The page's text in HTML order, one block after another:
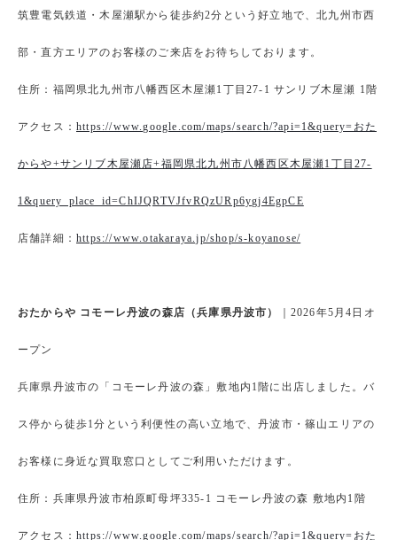
筑豊電気鉄道・木屋瀬駅から徒歩約2分という好立地で、北九州市西
部・直方エリアのお客様のご来店をお待ちしております。
住所：福岡県北九州市八幡西区木屋瀬1丁目27-1 サンリブ木屋瀬 1階
アクセス： https://www.google.com/maps/search/?api=1&query=おた
からや+サンリブ木屋瀬店+福岡県北九州市八幡西区木屋瀬1丁目27-
1&query_place_id=ChIJQRTVJfvRQzURp6ygj4EgpCE
店舗詳細： https://www.otakaraya.jp/shop/s-koyanose/
おたからや コモーレ丹波の森店（兵庫県丹波市） ｜2026年5月4日オ
ープン
兵庫県丹波市の「コモーレ丹波の森」敷地内1階に出店しました。バ
ス停から徒歩1分という利便性の高い立地で、丹波市・篠山エリアの
お客様に身近な買取窓口としてご利用いただけます。
住所：兵庫県丹波市柏原町母坪335-1 コモーレ丹波の森 敷地内1階
アクセス： https://www.google.com/maps/search/?api=1&query=おた